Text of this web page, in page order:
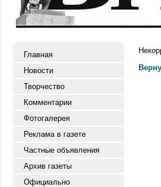
Главная
Новости
Творчество
Комментарии
Фотогалерея
Реклама в газете
Частные объявления
Архив газеты
Официально